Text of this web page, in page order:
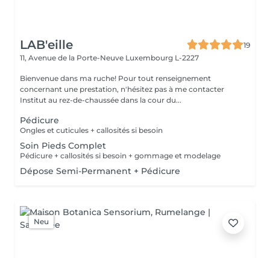
LAB'eille
19
11, Avenue de la Porte-Neuve Luxembourg L-2227
Bienvenue dans ma ruche! Pour tout renseignement
concernant une prestation, n'hésitez pas à me contacter
Institut au rez-de-chaussée dans la cour du...
Pédicure
Ongles et cuticules + callosités si besoin
Soin Pieds Complet
Pédicure + callosités si besoin + gommage et modelage
Dépose Semi-Permanent + Pédicure
Neu